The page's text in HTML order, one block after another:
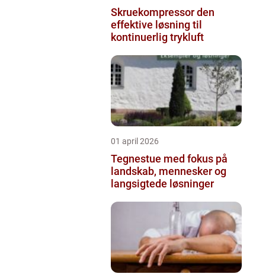
Skruekompressor den
effektive løsning til
kontinuerlig trykluft
01 april 2026
Tegnestue med fokus på
landskab, mennesker og
langsigtede løsninger